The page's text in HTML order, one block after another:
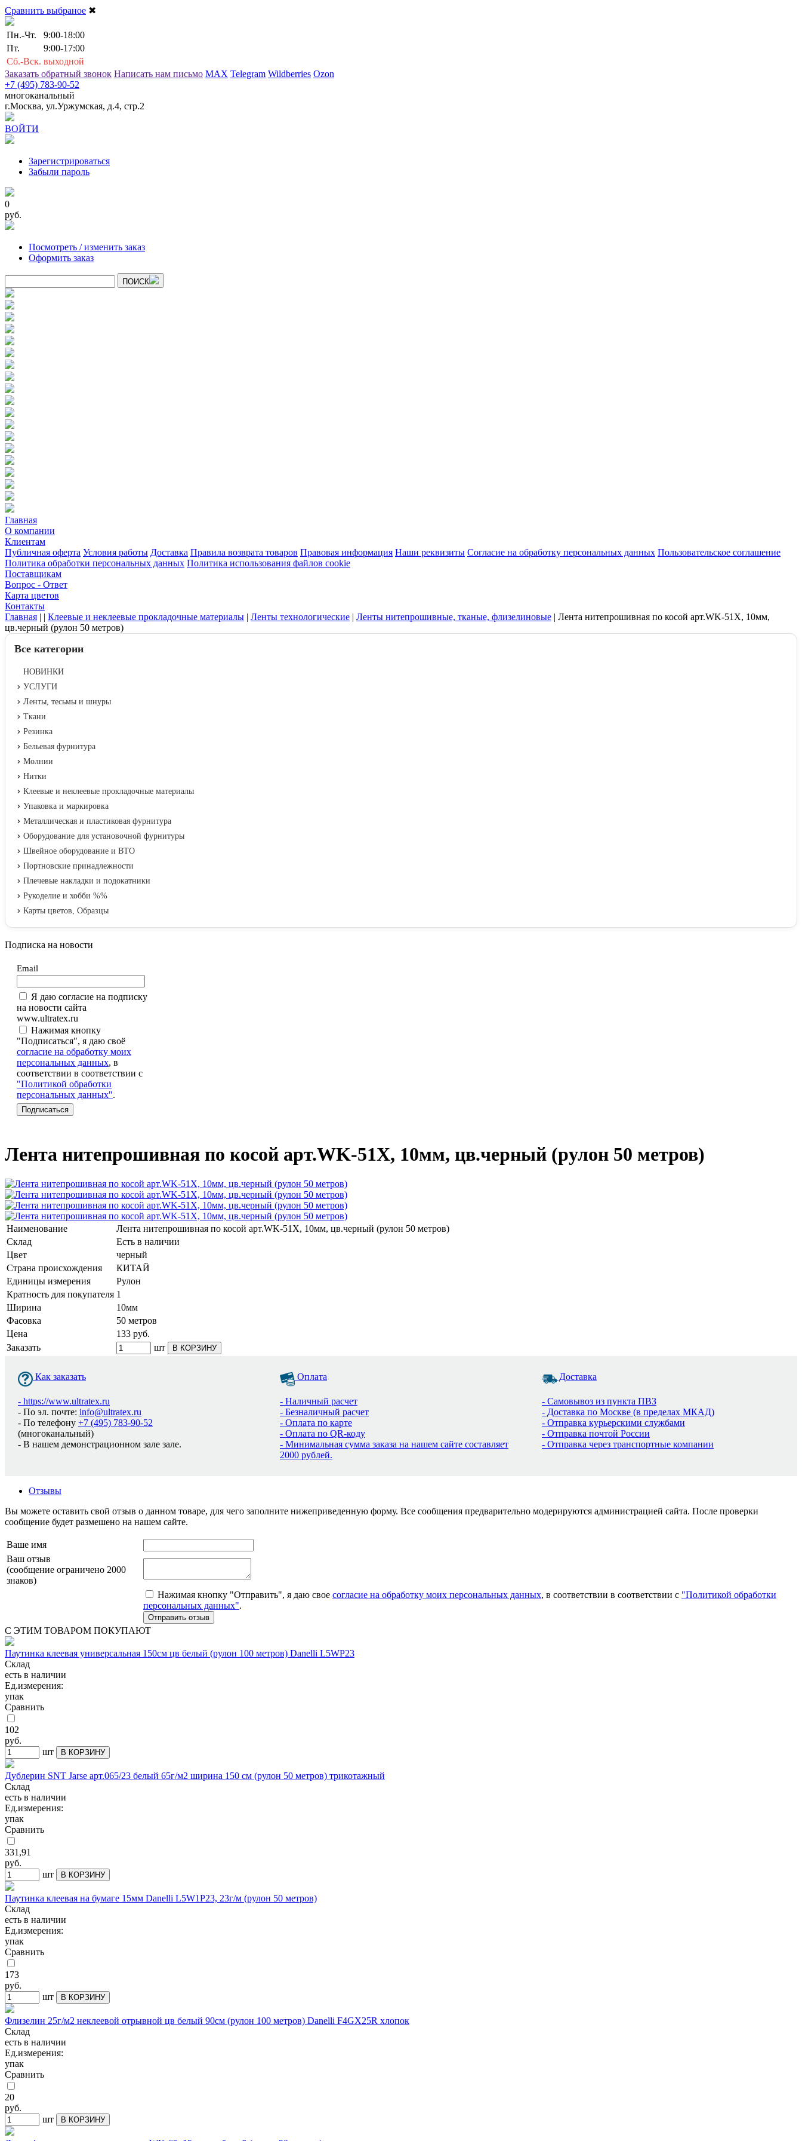
Сравнить выбраное ✖
Пн.-Чт.
9:00-18:00
Пт.
9:00-17:00
Сб.-Вск. выходной
Заказать обратный звонок Написать нам письмо MAX Telegram Wildberries Ozon
+7 (495) 783-90-52
многоканальный
г.Москва, ул.Уржумская, д.4, стр.2
ВОЙТИ
Зарегистрироваться
Забыли пароль
0
руб.
Посмотреть / изменить заказ
Оформить заказ
ПОИСК
Главная
О компании
Клиентам
Публичная оферта Условия работы Доставка Правила возврата товаров Правовая информация Наши реквизиты Согласие на обработку персональных данных Пользовательское соглашение
Политика обработки персональных данных Политика использования файлов cookie
Поставщикам
Вопрос - Ответ
Карта цветов
Контакты
Главная | | Клеевые и неклеевые прокладочные материалы | Ленты технологические | Ленты нитепрошивные, тканые, флизелиновые | Лента нитепрошивная по косой арт.WK-51X, 10мм,
цв.черный (рулон 50 метров)
Все категории
НОВИНКИ
УСЛУГИ
Ленты, тесьмы и шнуры
Ткани
Резинка
Бельевая фурнитура
Молнии
Нитки
Клеевые и неклеевые прокладочные материалы
Упаковка и маркировка
Металлическая и пластиковая фурнитура
Оборудование для установочной фурнитуры
Швейное оборудование и ВТО
Портновские принадлежности
Плечевые накладки и подокатники
Рукоделие и хобби %%
Карты цветов, Образцы
Подписка на новости
Email
Я даю согласие на подписку
на новости сайта
www.ultratex.ru
Нажимая кнопку
"Подписаться", я даю своё
согласие на обработку моих
персональных данных, в
соответствии в соответствии с
"Политикой обработки
персональных данных".
Лента нитепрошивная по косой арт.WK-51X, 10мм, цв.черный (рулон 50 метров)
Наименование
Лента нитепрошивная по косой арт.WK-51X, 10мм, цв.черный (рулон 50 метров)
Склад
Есть в наличии
Цвет
черный
Страна происхождения
КИТАЙ
Единицы измерения
Рулон
Кратность для покупателя 1
Ширина
10мм
Фасовка
50 метров
Цена
133 руб.
Заказать
шт В КОРЗИНУ
Как заказать
- https://www.ultratex.ru
- По эл. почте: info@ultratex.ru
- По телефону +7 (495) 783-90-52
(многоканальный)
- В нашем демонстрационном зале зале.
Оплата
- Наличный расчет
- Безналичный расчет
- Оплата по карте
- Оплата по QR-коду
- Минимальная сумма заказа на нашем сайте составляет
2000 рублей.
Доставка
- Самовывоз из пункта ПВЗ
- Доставка по Москве (в пределах МКАД)
- Отправка курьерскими службами
- Отправка почтой России
- Отправка через транспортные компании
Отзывы
Вы можете оставить свой отзыв о данном товаре, для чего заполните нижеприведенную форму. Все сообщения предварительно модерируются администрацией сайта. После проверки
сообщение будет размешено на нашем сайте.
Ваше имя
Ваш отзыв
(сообщение ограничено 2000
знаков)
Нажимая кнопку "Отправить", я даю свое согласие на обработку моих персональных данных, в соответствии в соответствии с "Политикой обработки
персональных данных".
С ЭТИМ ТОВАРОМ ПОКУПАЮТ
Паутинка клеевая универсальная 150см цв белый (рулон 100 метров) Danelli L5WP23
Склад
есть в наличии
Ед.измерения:
упак
Сравнить
102
руб.
шт
В КОРЗИНУ
Дублерин SNT Jarse арт.065/23 белый 65г/м2 ширина 150 см (рулон 50 метров) трикотажный
Склад
есть в наличии
Ед.измерения:
упак
Сравнить
331,91
руб.
шт
В КОРЗИНУ
Паутинка клеевая на бумаге 15мм Danelli L5W1P23, 23г/м (рулон 50 метров)
Склад
есть в наличии
Ед.измерения:
упак
Сравнить
173
руб.
шт
В КОРЗИНУ
Флизелин 25г/м2 неклеевой отрывной цв белый 90см (рулон 100 метров) Danelli F4GX25R хлопок
Склад
есть в наличии
Ед.измерения:
упак
Сравнить
20
руб.
шт
В КОРЗИНУ